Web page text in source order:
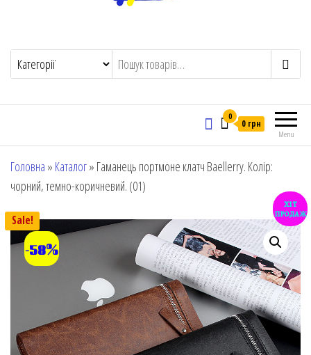
Menu
0
0 грн
Головна » Каталог» Гаманець портмоне клатч Baellerry. Колір:
чорний, темно-коричневий. (01)
Sale!
-58%
хіт
продаж